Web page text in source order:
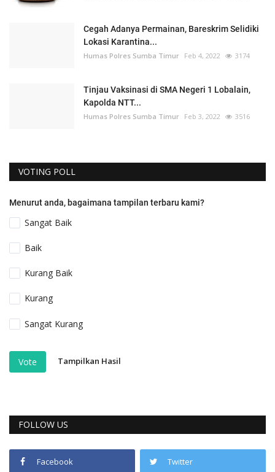
Cegah Adanya Permainan, Bareskrim Selidiki
Lokasi Karantina...
Humas Polres Sumba Timur Feb 4, 2022 3174
Tinjau Vaksinasi di SMA Negeri 1 Lobalain,
Kapolda NTT...
Humas Polres Sumba Timur Feb 3, 2022 3516
VOTING POLL
Menurut anda, bagaimana tampilan terbaru kami?
Sangat Baik
Baik
Kurang Baik
Kurang
Sangat Kurang
Vote Tampilkan Hasil
FOLLOW US
Facebook Twitter